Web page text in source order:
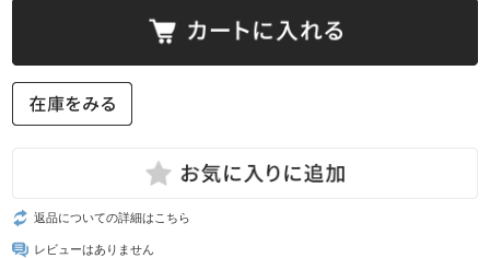
返品についての詳細はこちら
レビューはありません